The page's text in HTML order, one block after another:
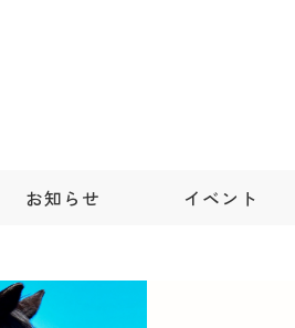
お知らせ イベント